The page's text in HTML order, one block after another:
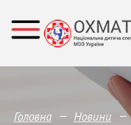
Головна — Новини —